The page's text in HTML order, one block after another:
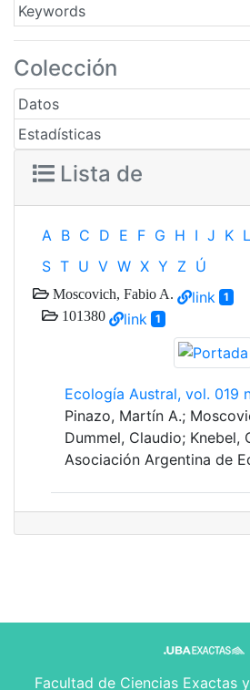
Keywords
Colección
Datos
Estadísticas
Lista de
A B C D E F G H I J K L
S T U V W X Y Z Ú
Moscovich, Fabio A. link 1
101380 link 1
Ecología Austral, vol. 019
Pinazo, Martín A.;
Dummel, Claudio; Knebel,
Asociación Argentina de
Facultad de Ciencias Exactas